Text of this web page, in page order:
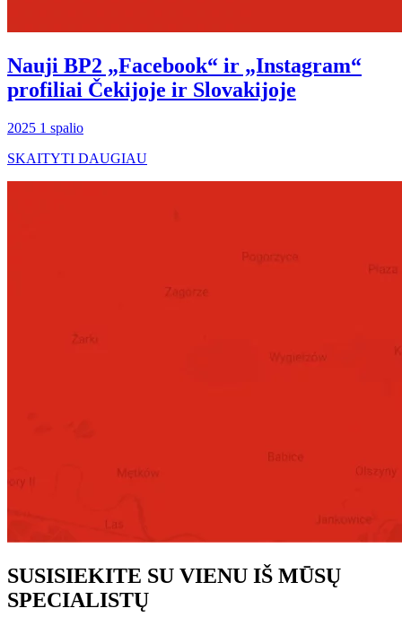
Nauji BP2 „Facebook“ ir „Instagram“
profiliai Čekijoje ir Slovakijoje
2025 1 spalio
SKAITYTI DAUGIAU
SUSISIEKITE SU VIENU IŠ MŪSŲ
SPECIALISTŲ